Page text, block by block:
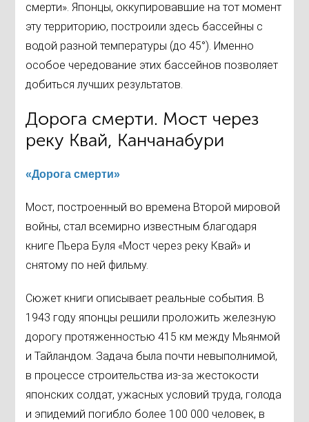
смерти». Японцы, оккупировавшие на тот момент
эту территорию, построили здесь бассейны с
водой разной температуры (до 45°). Именно
особое чередование этих бассейнов позволяет
добиться лучших результатов.
Дорога смерти. Мост через
реку Квай, Канчанабури
«Дорога смерти»
Мост, построенный во времена Второй мировой
войны, стал всемирно известным благодаря
книге Пьера Буля «Мост через реку Квай» и
снятому по ней фильму.
Сюжет книги описывает реальные события. В
1943 году японцы решили проложить железную
дорогу протяженностью 415 км между Мьянмой
и Тайландом. Задача была почти невыполнимой,
в процессе строительства из-за жестокости
японских солдат, ужасных условий труда, голода
и эпидемий погибло более 100 000 человек, в